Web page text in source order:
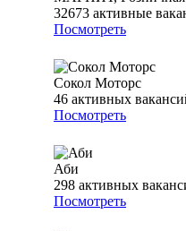
32673 активные
Посмотреть
Сокол Моторс
46 активных
Посмотреть
Аби
298 активных
Посмотреть